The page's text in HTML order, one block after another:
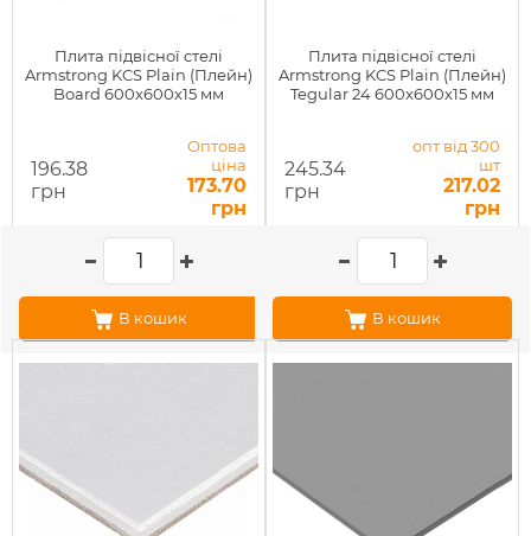
Плита підвісної стелі
Armstrong KCS Plain (Плейн)
Board 600х600х15 мм
196.38
грн
Оптова
ціна
173.70
грн
В кошик
Плита підвісної стелі
Armstrong KCS Plain (Плейн)
Tegular 24 600х600х15 мм
245.34
грн
опт від 300
шт
217.02
грн
В кошик